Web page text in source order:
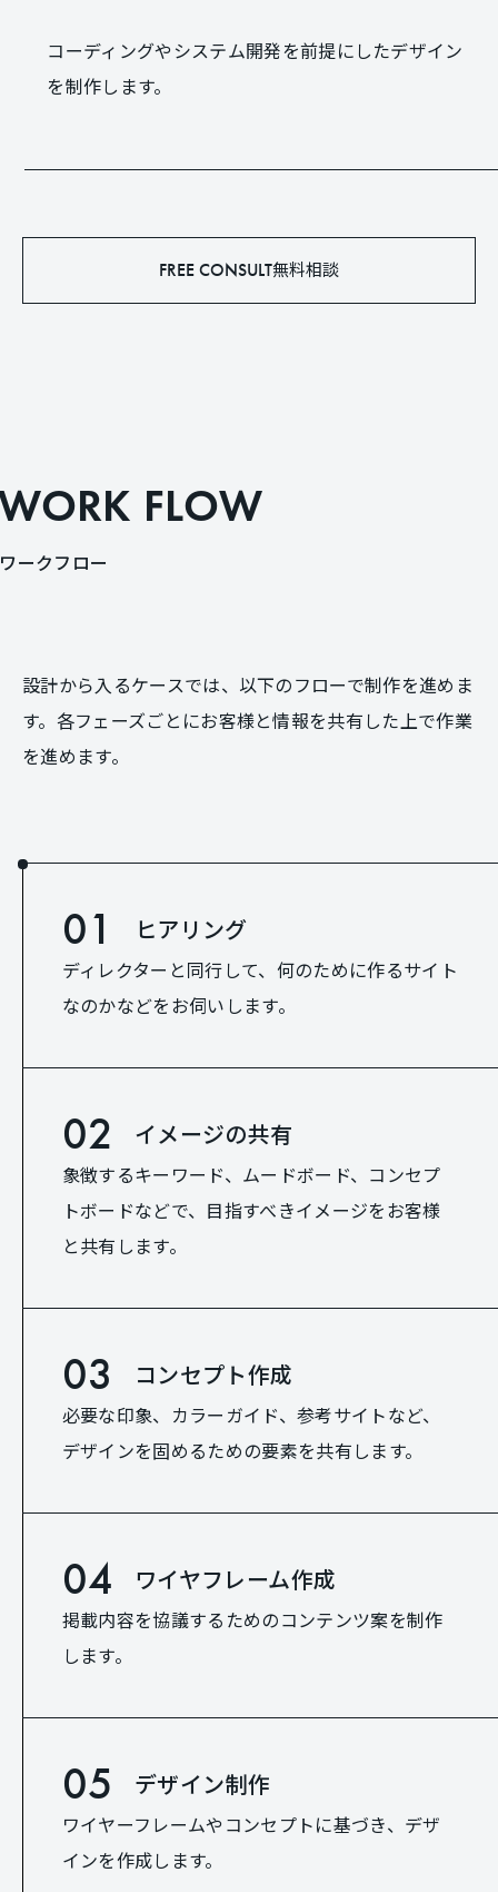
コーディングやシステム開発を前提にしたデザイン
を制作します。
FREE CONSULT無料相談
ORK FLOW
ワークフ ロー
設計から入るケースでは、以下のフローで制作を進めま
す。各フェーズごとにお客様と情報を共有した上で作業
を進めます。
01 ヒアリング
ディレクターと同行して、何のために作るサイト
なのかなどをお伺いします。
02 イメージの共有
象徴するキーワード、ムードボード、コンセプ
トボードなどで、目指すべきイメージをお客様
と共有します。
03 コンセプト作成
必要な印象、カラーガイド、参考サイトなど、
デザインを固めるための要素を共有します。
04 ワイヤフレーム作成
掲載内容を協議するためのコンテンツ案を制作
します。
05 デザイン制作
ワイヤーフレームやコンセプトに基づき、デザ
インを作成します。